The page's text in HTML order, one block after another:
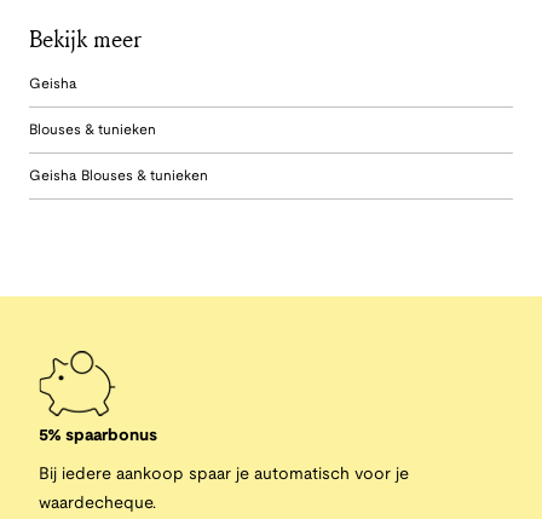
Bekijk meer
Geisha
Blouses & tunieken
Geisha Blouses & tunieken
5% spaarbonus
Bij iedere aankoop spaar je automatisch voor je
waardecheque.